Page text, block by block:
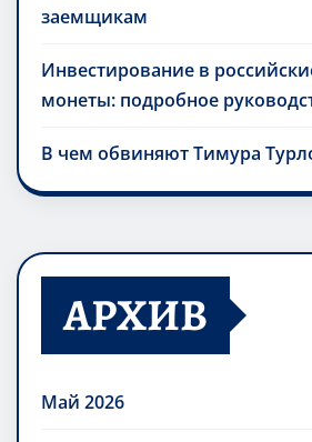
заемщикам
Инвестирование в
монеты: подробное
В чем обвиняют Тимура
АРХИВ
Май 2026